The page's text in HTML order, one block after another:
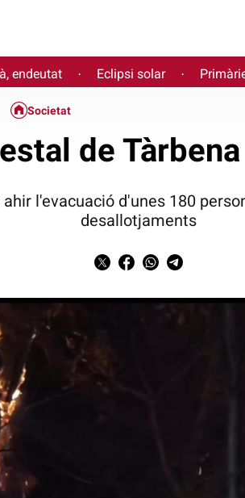
endeutat · Eclipsi solar ·
Societat
de
l'evacuació d'unes 180
desallotjaments